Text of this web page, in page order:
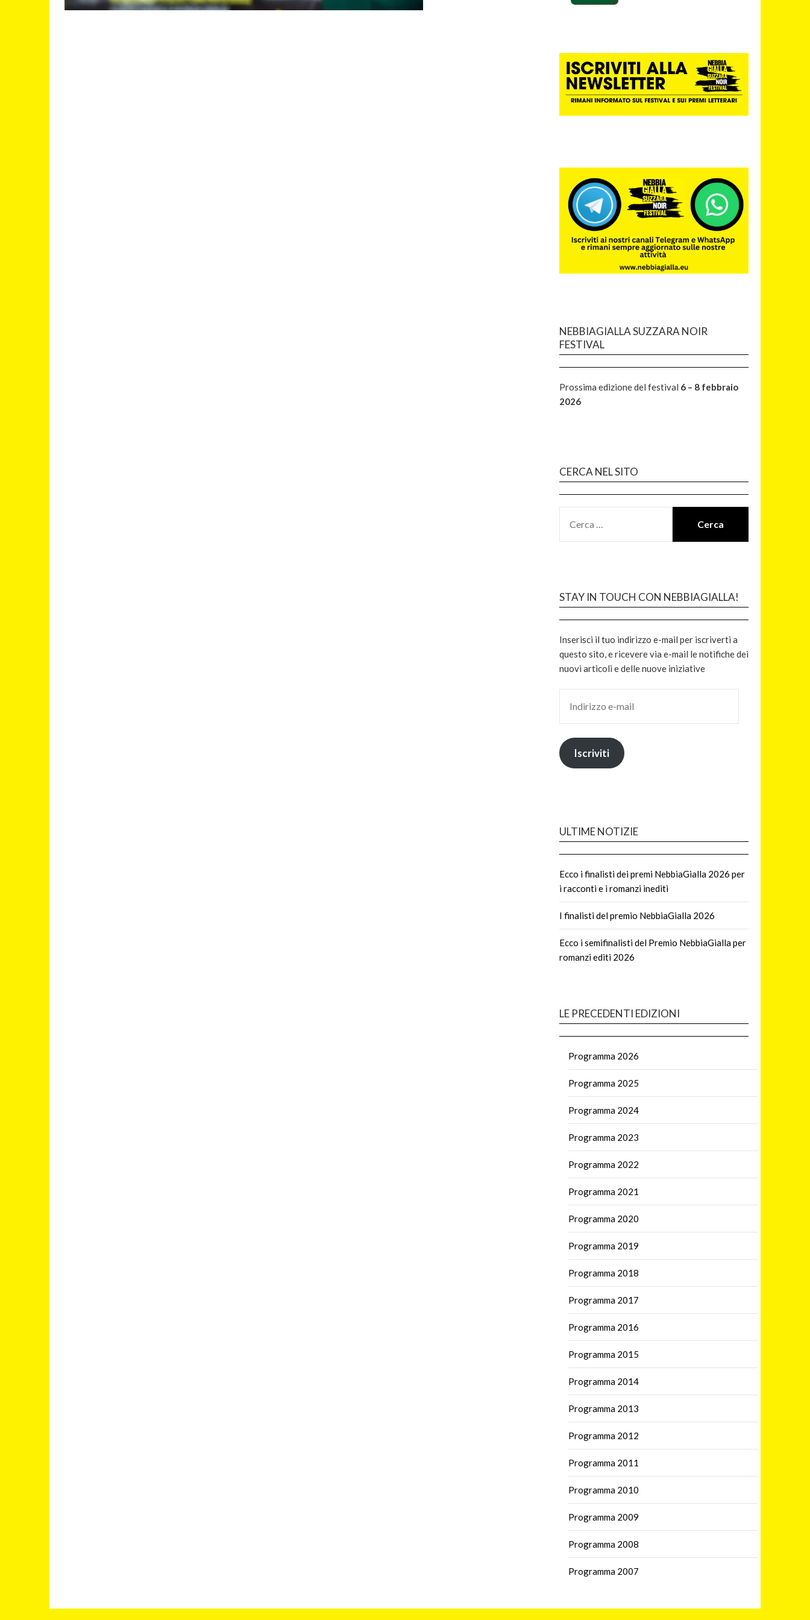
NEBBIAGIALLA SUZZARA NOIR
FESTIVAL
Prossima edizione del festival 6 – 8 febbraio
2026
CERCA NEL SITO
STAY IN TOUCH CON NEBBIAGIALLA!
Inserisci il tuo indirizzo e-mail per iscriverti a
questo sito, e ricevere via e-mail le notifiche dei
nuovi articoli e delle nuove iniziative
Iscriviti
ULTIME NOTIZIE
Ecco i finalisti dei premi NebbiaGialla 2026 per
i racconti e i romanzi inediti
I finalisti del premio NebbiaGialla 2026
Ecco i semifinalisti del Premio NebbiaGialla per
romanzi editi 2026
LE PRECEDENTI EDIZIONI
Programma 2026
Programma 2025
Programma 2024
Programma 2023
Programma 2022
Programma 2021
Programma 2020
Programma 2019
Programma 2018
Programma 2017
Programma 2016
Programma 2015
Programma 2014
Programma 2013
Programma 2012
Programma 2011
Programma 2010
Programma 2009
Programma 2008
Programma 2007